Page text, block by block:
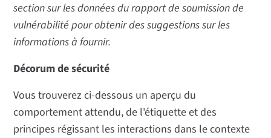
section sur les données du rapport de soumission de
vulnérabilité pour obtenir des suggestions sur les
informations à fournir.
Décorum de sécurité
Vous trouverez ci-dessous un aperçu du
comportement attendu, de l'étiquette et des
principes régissant les interactions dans le contexte